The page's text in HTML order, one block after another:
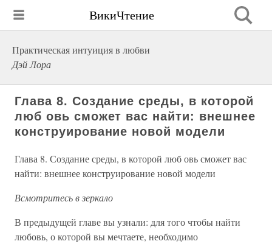
ВикиЧтение
Практическая интуиция в любви
Дэй Лора
Глава 8. Создание среды, в которой
люб овь сможет вас найти: внешнее
конструирование новой модели
Глава 8. Создание среды, в которой люб овь сможет вас
найти: внешнее конструирование новой модели
Всмотритесь в зеркало
В предыдущей главе вы узнали: для того чтобы найти
любовь, о которой вы мечтаете, необходимо